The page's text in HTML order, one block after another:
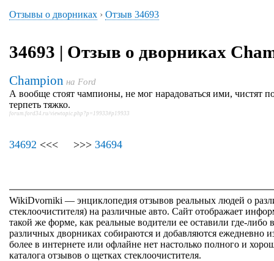
Отзывы о дворниках › Отзыв 34693
34693 | Отзыв о дворниках
Champion на Ford
А вообще стоят чампионы, не мог нарадоваться ими, чистят
терпеть тяжко.
forum.ford34.ru/viewtopic.php?p=19933#p19933
34692 <<< >>> 34694
WikiDvorniki — энциклопедия отзывов реальных людей о
стеклоочистителя) на различные авто. Сайт отображает
такой же форме, как реальные водители ее оставили где-либо
различных дворниках собираются и добавляются ежедневно
более в интернете или офлайне нет настолько полного и
каталога отзывов о щетках стеклоочистителя.